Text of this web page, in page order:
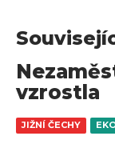
JIŽNÍ ČECHY
vzrostla